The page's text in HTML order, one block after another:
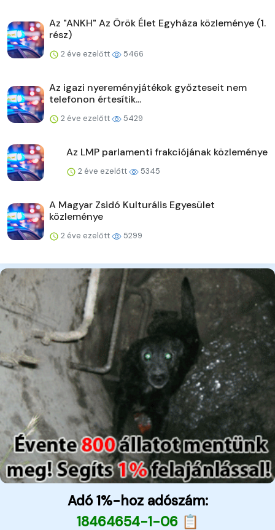
Az "ANKH" Az Örök Élet Egyháza közleménye (1.
rész)
2 éve ezelőtt 5466
Az igazi nyereményjátékok győzteseit nem
telefonon értesítik...
2 éve ezelőtt 5429
Az LMP parlamenti frakciójának közleménye
2 éve ezelőtt 5345
A Magyar Zsidó Kulturális Egyesület
közleménye
2 éve ezelőtt 5299
Adó 1%-hoz adószám:
18464654-1-06 📋